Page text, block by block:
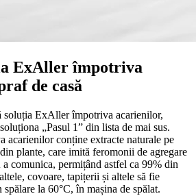
ExAller împotriva
de casă
soluția ExAller împotriva acarienilor,
„Pasul 1” din lista de mai sus.
acarienilor conține extracte naturale pe
plante, care imită feromonii de agregare
comunica, permițând astfel ca 99% din
covoare, tapițerii și altele să fie
la 60°C, în mașina de spălat.